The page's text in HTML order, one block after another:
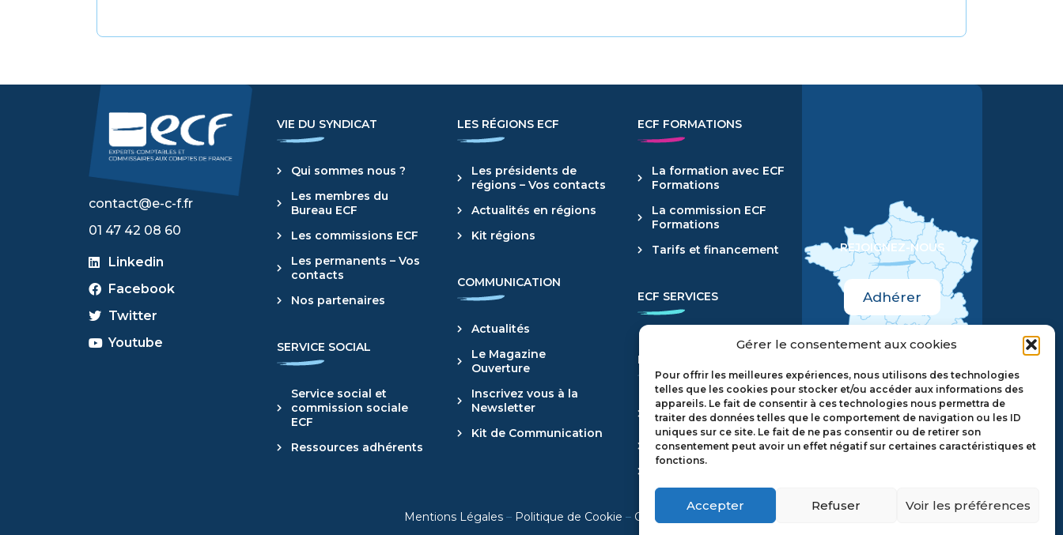
Gérer le consentement aux cookies
Pour offrir les meilleures expériences, nous utilisons des technologies
telles que les cookies pour stocker et/ou accéder aux informations des
appareils. Le fait de consentir à ces technologies nous permettra de
traiter des données telles que le comportement de navigation ou les ID
uniques sur ce site. Le fait de ne pas consentir ou de retirer son
consentement peut avoir un effet négatif sur certaines caractéristiques et
fonctions.
Accepter Refuser Voir les préférences
contact@e-c-f.fr
​01 47 42 08 60
Linkedin
Facebook
Twitter
Youtube
VIE DU SYNDICAT
Qui sommes nous ?
Les membres du
Bureau ECF
Les commissions ECF
Les permanents – Vos
contacts
Nos partenaires
SERVICE SOCIAL
Service social et
commission sociale
ECF
Ressources adhérents
LES RÉGIONS ECF
Les présidents de
régions – Vos contacts
Actualités en régions
Kit régions
COMMUNICATION
Actualités
Le Magazine
Ouverture
Inscrivez vous à la
Newsletter
Kit de Communication
ECF FORMATIONS
La formation avec ECF
Formations
La commission ECF
Formations
Tarifs et financement
ECF SERVICES
LES ÉVÉNEMENTS
Les événements de
l’année
Actualités
REJOIGNEZ-NOUS
Adhérer
Mentions Légales – Politique de Cookie – CGV